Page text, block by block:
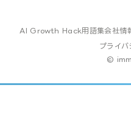
AI Growth Hack用語集会社情
プライバ
©